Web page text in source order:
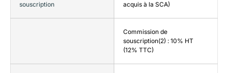
souscription
acquis à la SCA)
Commission de
souscription(2) : 10% HT
(12% TTC)